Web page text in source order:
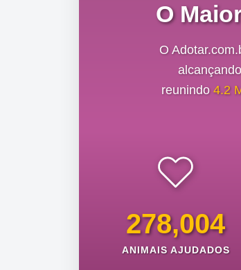
O
O
reunindo 4.2
278,004
ANIMAIS AJUDADOS